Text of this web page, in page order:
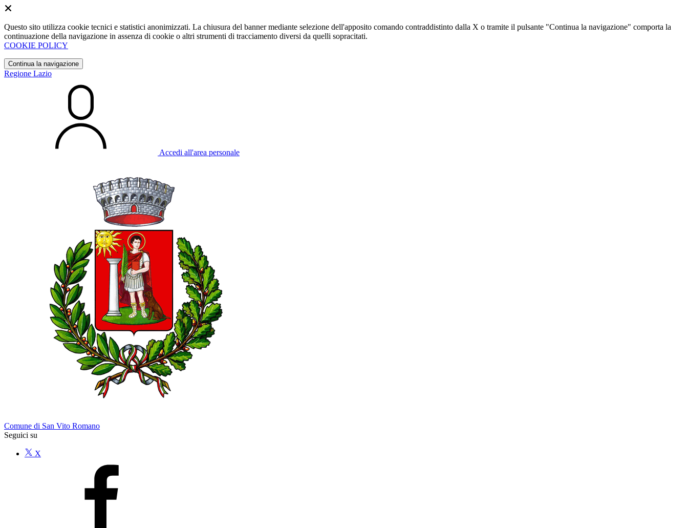
Questo sito utilizza cookie tecnici e statistici anonimizzati. La chiusura del banner mediante selezione dell'apposito comando contraddistinto dalla X o tramite il pulsante "Continua la navigazione" comporta la
continuazione della navigazione in assenza di cookie o altri strumenti di tracciamento diversi da quelli sopracitati.
COOKIE POLICY
Continua la navigazione
Regione Lazio
Accedi all'area personale
Comune di San Vito Romano
Seguici su
X